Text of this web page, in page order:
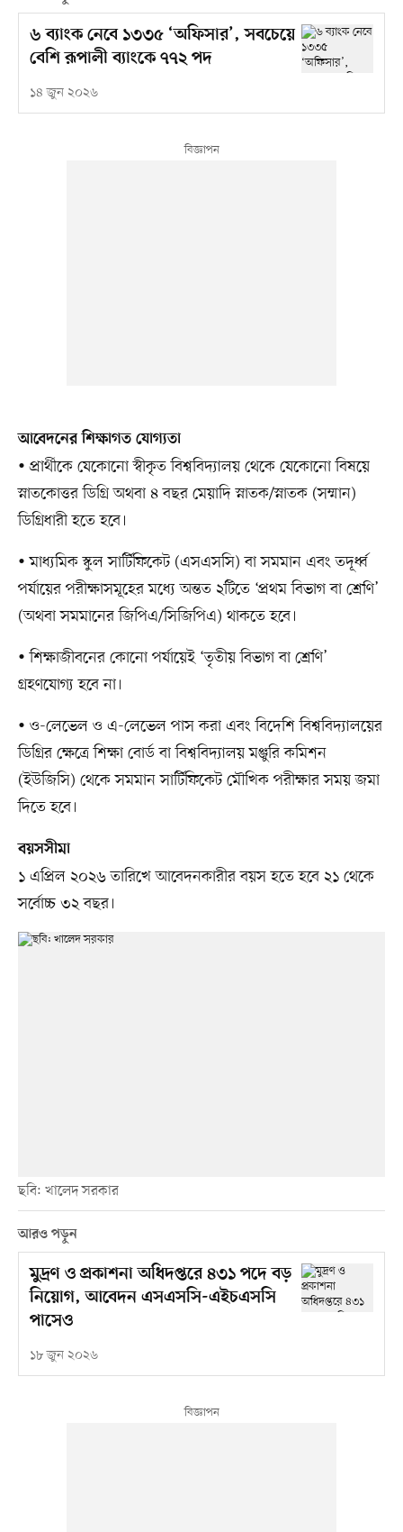
৬ ব্যাংক নেবে ১৩৩৫ ‘অফিসার’, সবচেয়ে
বেশি রূপালী ব্যাংকে ৭৭২ পদ
১৪ জুন ২০২৬
আবেদনের শিক্ষাগত যোগ্যতা
• প্রার্থীকে যেকোনো স্বীকৃত বিশ্ববিদ্যালয় থেকে যেকোনো বিষয়ে
স্নাতকোত্তর ডিগ্রি অথবা ৪ বছর মেয়াদি স্নাতক/স্নাতক (সম্মান)
ডিগ্রিধারী হতে হবে।
• মাধ্যমিক স্কুল সার্টিফিকেট (এসএসসি) বা সমমান এবং তদূর্ধ্ব
পর্যায়ের পরীক্ষাসমূহের মধ্যে অন্তত ২টিতে ‘প্রথম বিভাগ বা শ্রেণি’
(অথবা সমমানের জিপিএ/সিজিপিএ) থাকতে হবে।
• শিক্ষাজীবনের কোনো পর্যায়েই ‘তৃতীয় বিভাগ বা শ্রেণি’
গ্রহণযোগ্য হবে না।
• ও-লেভেল ও এ-লেভেল পাস করা এবং বিদেশি বিশ্ববিদ্যালয়ের
ডিগ্রির ক্ষেত্রে শিক্ষা বোর্ড বা বিশ্ববিদ্যালয় মঞ্জুরি কমিশন
(ইউজিসি) থেকে সমমান সার্টিফিকেট মৌখিক পরীক্ষার সময় জমা
দিতে হবে।
বয়সসীমা
১ এপ্রিল ২০২৬ তারিখে আবেদনকারীর বয়স হতে হবে ২১ থেকে
সর্বোচ্চ ৩২ বছর।
ছবি: খালেদ সরকার
আরও পড়ুন
মুদ্রণ ও প্রকাশনা অধিদপ্তরে ৪৩১ পদে বড়
নিয়োগ, আবেদন এসএসসি-এইচএসসি
পাসেও
১৮ জুন ২০২৬